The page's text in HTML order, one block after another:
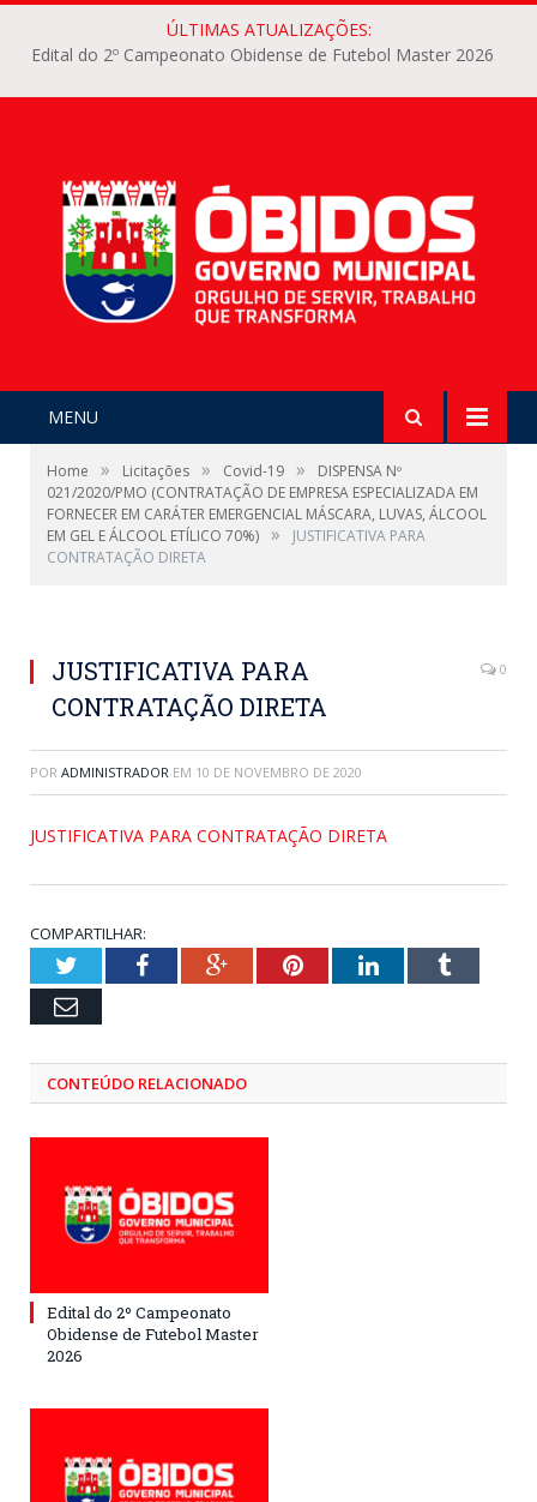
ÚLTIMAS ATUALIZAÇÕES:
Edital do 2º Campeonato Obidense de Futebol Master 2026
MENU
Home » Licitações » Covid-19 »
DISPENSA Nº
021/2020/PMO (CONTRATAÇÃO DE EMPRESA ESPECIALIZADA EM
FORNECER EM CARÁTER EMERGENCIAL MÁSCARA, LUVAS, ÁLCOOL
EM GEL E ÁLCOOL ETÍLICO 70%) »
JUSTIFICATIVA PARA
CONTRATAÇÃO DIRETA
JUSTIFICATIVA PARA
CONTRATAÇÃO DIRETA
0
POR ADMINISTRADOR EM 10 DE NOVEMBRO DE 2020
JUSTIFICATIVA PARA CONTRATAÇÃO DIRETA
COMPARTILHAR:
TwitterFacebookGoogle+PinterestLinkedInTumblr
Email
CONTEÚDO RELACIONADO
Edital do 2º Campeonato
Obidense de Futebol Master
2026